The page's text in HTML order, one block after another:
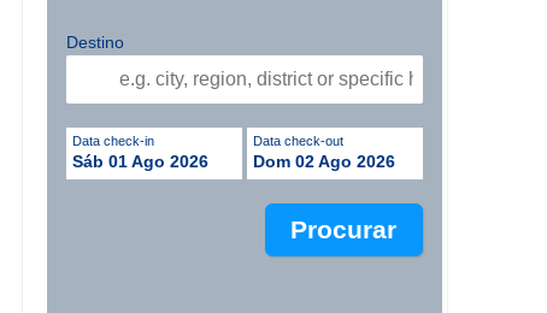
Destino
Data check-in
Sáb 01 Ago 2026
Data check-out
Dom 02 Ago 2026